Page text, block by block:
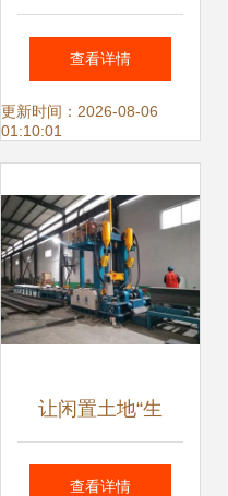
接与专业非标钢结
构件加工的领军者
查看详情
更新时间：2026-08-06
01:10:01
让闲置土地“生
金”——冶源镇荣源
查看详情